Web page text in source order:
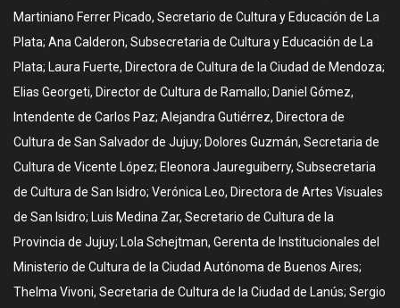
Martiniano Ferrer Picado, Secretario de Cultura y Educación de La
Plata; Ana Calderon, Subsecretaria de Cultura y Educación de La
Plata; Laura Fuerte, Directora de Cultura de la Ciudad de Mendoza;
Elias Georgeti, Director de Cultura de Ramallo; Daniel Gómez,
Intendente de Carlos Paz; Alejandra Gutiérrez, Directora de
Cultura de San Salvador de Jujuy; Dolores Guzmán, Secretaria de
Cultura de Vicente López; Eleonora Jaureguiberry, Subsecretaria
de Cultura de San Isidro; Verónica Leo, Directora de Artes Visuales
de San Isidro; Luis Medina Zar, Secretario de Cultura de la
Provincia de Jujuy; Lola Schejtman, Gerenta de Institucionales del
Ministerio de Cultura de la Ciudad Autónoma de Buenos Aires;
Thelma Vivoni, Secretaria de Cultura de la Ciudad de Lanús; Sergio